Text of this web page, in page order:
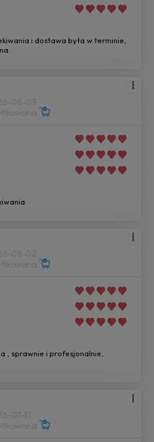
i dostawa była w terminie,
08-03
08-02
, sprawnie i profesjonalnie,
07-31